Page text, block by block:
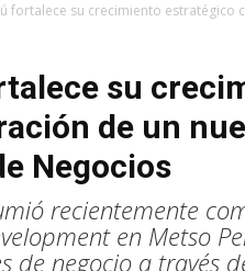
fortalece su crecimiento estratégico
su
de un
Negocios
recientemente
en Metso
de negocio a través